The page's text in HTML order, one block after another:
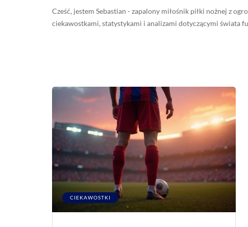
Cześć, jestem Sebastian - zapalony miłośnik piłki nożnej z
ciekawostkami, statystykami i analizami dotyczącymi świata
CIEKAWOSTKI